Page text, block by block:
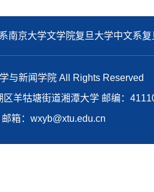
南京大学文学院复旦大学中文系复
与新闻学院 All Rights Reserved
羊牯塘街道湘潭大学 邮编：
箱：wxyb@xtu.edu.cn